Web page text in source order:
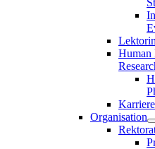
Human
Organisation